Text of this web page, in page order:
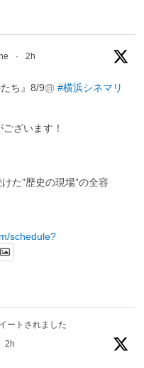
· 2h
たち』8/9㊐#横浜シネマリ
ざいます！
た”歴史の現場”の全容
schedule?
ートされました
2h